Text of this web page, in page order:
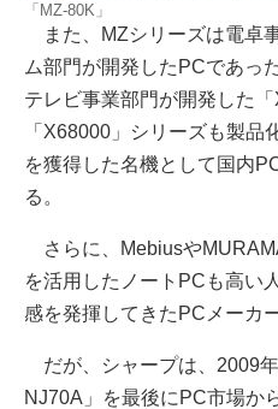
「MZ-80K」
また、MZシリーズは電卓
ム部門が開発したPCであっ
テレビ事業部門が開発した
「X68000」シリーズも製品
を獲得した名機として国内
る。
さらに、Mebiusや
を活用したノートPCも高い
感を発揮してきたPCメーカ
だが、シャープは、2009
NJ70A」を最後にPC市場か